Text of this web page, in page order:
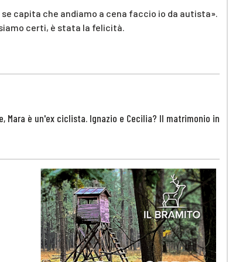
capita che andiamo a cena faccio io da autista».
certi, è stata la felicità.
Mara è un'ex ciclista. Ignazio e Cecilia? Il matrimonio in